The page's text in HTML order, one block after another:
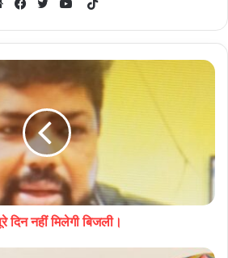
दिन नहीं मिलेगी बिजली।